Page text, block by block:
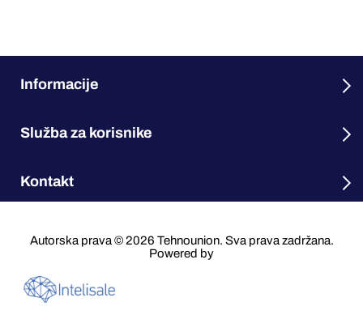
Informacije
Služba za korisnike
Kontakt
Autorska prava © 2026 Tehnounion. Sva prava zadržana.
Powered by